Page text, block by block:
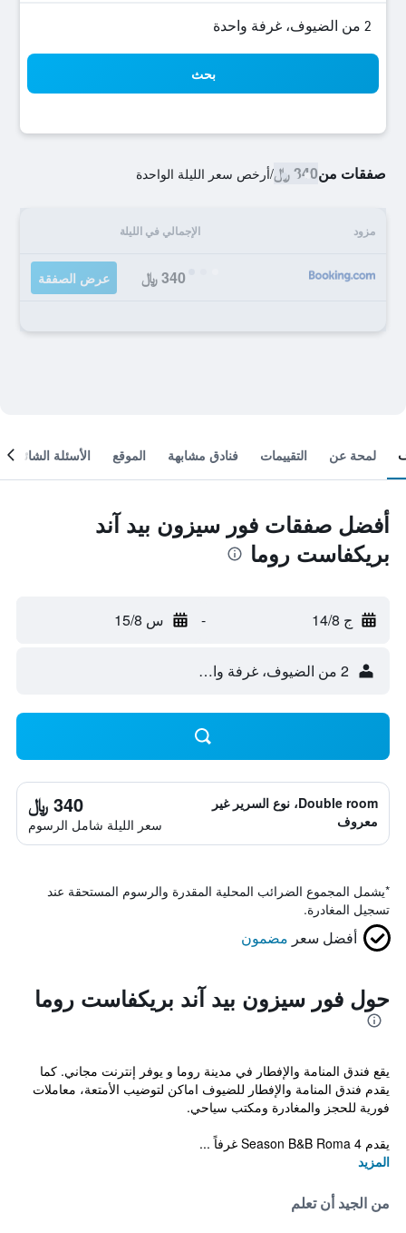
2 من الضيوف، غرفة واحدة
بحث
صفقات من340 ﷼ /أرخص سعر الليلة الواحدة
مزود الإجمالي في الليلة
340 ﷼ عرض الصفقة
لمحة عن التقييمات فنادق مشابهة الموقع الأسئلة الشائعة
أفضل صفقات فور سيزون بيد آند
بريكفاست روما
ج 14/8 - س 15/8
2 من الضيوف، غرفة واحدة
Double room، نوع السرير غير
معروف
340 ﷼
سعر الليلة شامل الرسوم
*يشمل المجموع الضرائب المحلية المقدرة والرسوم المستحقة عند
تسجيل المغادرة.
أفضل سعر مضمون
حول فور سيزون بيد آند بريكفاست روما
يقع فندق المنامة والإفطار في مدينة روما و يوفر إنترنت مجاني. كما
يقدم فندق المنامة والإفطار للضيوف اماكن لتوضيب الأمتعة، معاملات
فورية للحجز والمغادرة ومكتب سياحي.
يقدم 4 Season B&B Roma غرفاً ...
المزيد
من الجيد أن تعلم